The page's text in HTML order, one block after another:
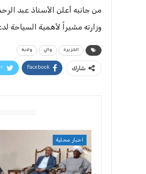
من جانبه أعلن الأستاذ عبد
وزارته مشيراً لأهمية السياحة
الجزيرة والي ولاية
شارك Facebook
اخبار محلية